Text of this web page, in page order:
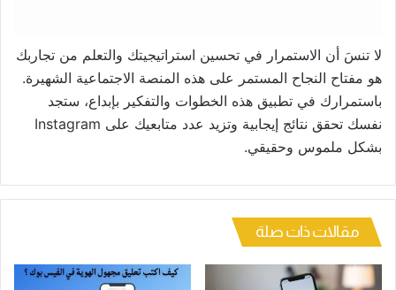
لا تنسَ أن الاستمرار في تحسين استراتيجيتك والتعلم من تجاربك
هو مفتاح النجاح المستمر على هذه المنصة الاجتماعية الشهيرة.
باستمرارك في تطبيق هذه الخطوات والتفكير بإبداع، ستجد
نفسك تحقق نتائج إيجابية وتزيد عدد متابعيك على Instagram
بشكل ملموس وحقيقي.
مقالات ذات صلة